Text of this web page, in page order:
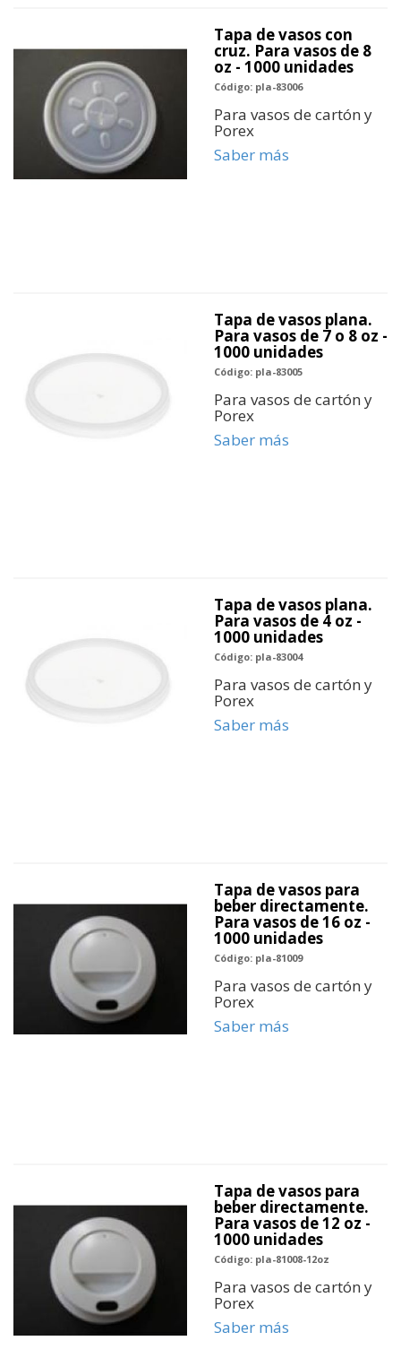
Tapa de vasos con
cruz. Para vasos de 8
oz - 1000 unidades
Código: pla-83006
Para vasos de cartón y
Porex
Saber más
Tapa de vasos plana.
Para vasos de 7 o 8 oz -
1000 unidades
Código: pla-83005
Para vasos de cartón y
Porex
Saber más
Tapa de vasos plana.
Para vasos de 4 oz -
1000 unidades
Código: pla-83004
Para vasos de cartón y
Porex
Saber más
Tapa de vasos para
beber directamente.
Para vasos de 16 oz -
1000 unidades
Código: pla-81009
Para vasos de cartón y
Porex
Saber más
Tapa de vasos para
beber directamente.
Para vasos de 12 oz -
1000 unidades
Código: pla-81008-12oz
Para vasos de cartón y
Porex
Saber más